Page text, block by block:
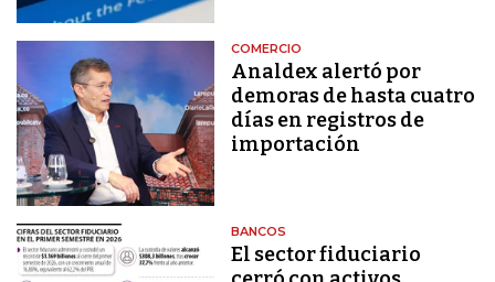
COMERCIO
Analdex alertó por
demoras de hasta cuatro
días en registros de
importación
BANCOS
El sector fiduciario